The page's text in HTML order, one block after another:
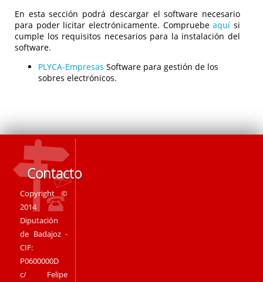
En esta sección podrá descargar el software necesario
para poder licitar electrónicamente. Compruebeaquí si
cumple los requisitos necesarios para la instalación del
software.
PLYCA-Empresas Software para gestión de los
sobres electrónicos.
Contacto
Copyright ©
2014
Diputación
de Badajoz -
CIF:
P0600000D
c/ Felipe